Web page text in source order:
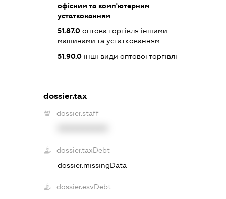
офісним та комп'ютерним
устаткованням
51.87.0оптова торгівля іншими
машинами та устаткованням
51.90.0інші види оптової торгівлі
dossier.tax
dossier.staff
dossier.taxDebt
dossier.missingData
dossier.esvDebt